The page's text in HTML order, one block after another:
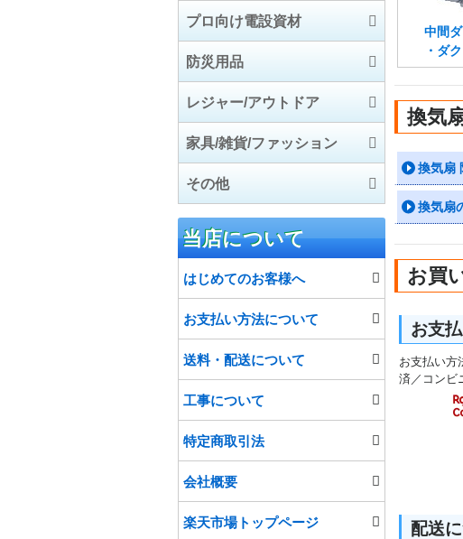
中間
・ダ
換気
換気扇
換気扇
お買
お支
お支払い方
済／コンビ
配送
エアコン部材
IHクッキングヒーター
温水ルームヒーター
こたつ
インターホン
防犯・セキュリティ用
品
住宅用火災警報器
石油給湯機器
除湿機/空気清浄機
プロ向け電設資材
電設資材
工具/高圧洗浄機/芝刈機
電気自動車充電設備関
連厨房機器
防災用品
防災用品
レジャー/アウトドア
アウトドア
スポーツ
家具/雑貨/ファッション
家具
その他
当店について
はじめてのお客様へ
お支払い方法について
送料・配送について
工事について
特定商取引法
会社概要
楽天市場トップページ